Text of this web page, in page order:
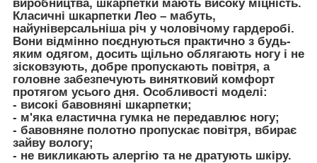
виробництва, шкарпетки мають високу міцність.
Класичні шкарпетки Лео – мабуть,
найуніверсальніша річ у чоловічому гардеробі.
Вони відмінно поєднуються практично з будь-
яким одягом, досить щільно облягають ногу і не
зісковзують, добре пропускають повітря, а
головне забезпечують винятковий комфорт
протягом усього дня. Особливості моделі:
- високі бавовняні шкарпетки;
- м'яка еластична гумка не передавлює ногу;
- бавовняне полотно пропускає повітря, вбирає
зайву вологу;
- не викликають алергію та не дратують шкіру.